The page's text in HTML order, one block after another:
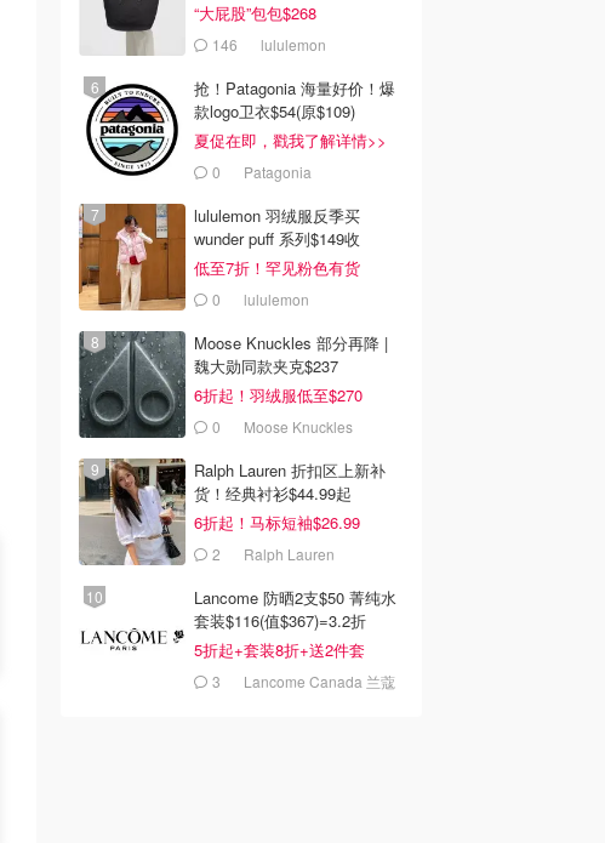
“大屁股”包包$268
146 lululemon
抢！Patagonia 海量好价！爆
款logo卫衣$54(原$109)
夏促在即，戳我了解详情>>
0 Patagonia
lululemon 羽绒服反季买
wunder puff 系列$149收
低至7折！罕见粉色有货
0 lululemon
Moose Knuckles 部分再降 |
魏大勋同款夹克$237
6折起！羽绒服低至$270
0 Moose Knuckles
Ralph Lauren 折扣区上新补
货！经典衬衫$44.99起
6折起！马标短袖$26.99
2 Ralph Lauren
Lancome 防晒2支$50 菁纯水
套装$116(值$367)=3.2折
5折起+套装8折+送2件套
3
Lancome Canada 兰蔻